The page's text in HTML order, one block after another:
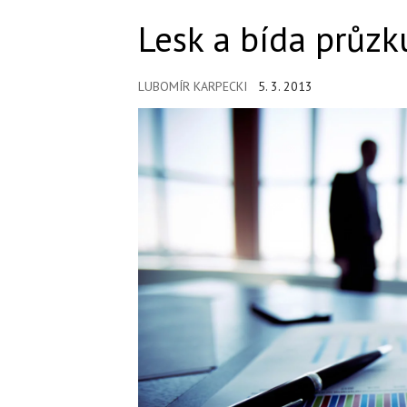
Lesk a bída
LUBOMÍR KARPECKI 5. 3. 2013